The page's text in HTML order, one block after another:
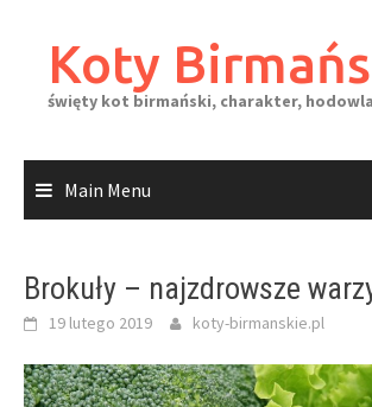
contentKoty
święty kot birmański, charakter,
Main Menu
Brokuły – najzdrowsze
19 lutego 2019 koty-birmanskie.pl